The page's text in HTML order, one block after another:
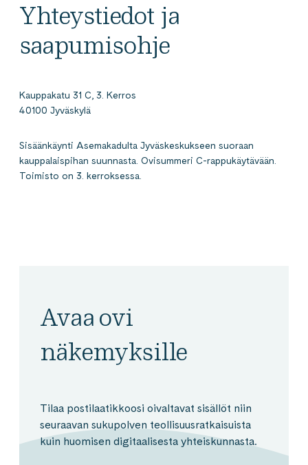
Yhteystiedot ja
saapumisohje
Kauppakatu 31 C, 3. Kerros
40100 Jyväskylä
Sisäänkäynti Asemakadulta Jyväskeskukseen suoraan
kauppalaispihan suunnasta. Ovisummeri C-rappukäytävään.
Toimisto on 3. kerroksessa.
Avaa ovi
näkemyksille
Tilaa postilaatikkoosi oivaltavat sisällöt niin
seuraavan sukupolven teollisuusratkaisuista
kuin huomisen digitaalisesta yhteiskunnasta.